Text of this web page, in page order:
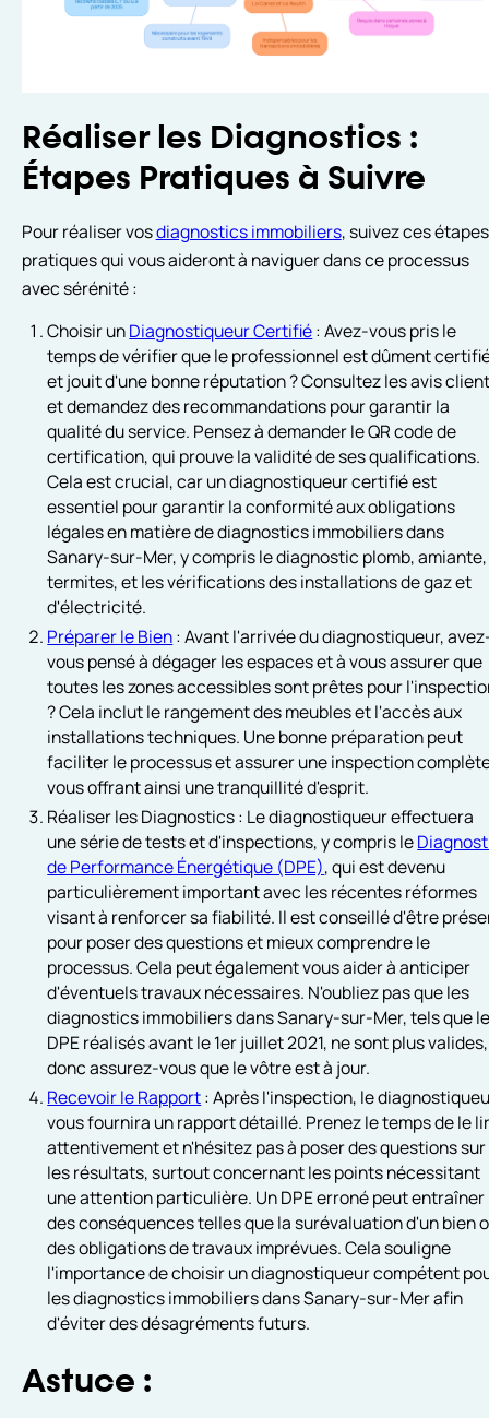
Réaliser les Diagnostics :
Étapes Pratiques à Suivre
Pour réaliser vosdiagnostics immobiliers, suivez ces étapes
pratiques qui vous aideront à naviguer dans ce processus
avec sérénité :
Choisir unDiagnostiqueur Certifié: Avez-vous pris le
temps de vérifier que le professionnel est dûment
et jouit d'une bonne réputation ? Consultez les avis
et demandez des recommandations pour garantir la
qualité du service. Pensez à demander le QR code de
certification, qui prouve la validité de ses qualifications.
Cela est crucial, car un diagnostiqueur certifié est
essentiel pour garantir la conformité aux obligations
légales en matière de diagnostics immobiliers dans
Sanary-sur-Mer, y compris le diagnostic plomb, amiante,
termites, et les vérifications des installations de gaz et
d'électricité.
Préparer le Bien: Avant l'arrivée du diagnostiqueur,
vous pensé à dégager les espaces et à vous assurer que
toutes les zones accessibles sont prêtes pour
? Cela inclut le rangement des meubles et l'accès aux
installations techniques. Une bonne préparation peut
faciliter le processus et assurer une inspection
vous offrant ainsi une tranquillité d'esprit.
Réaliser les Diagnostics : Le diagnostiqueur effectuera
une série de tests et d'inspections, y compris le
de Performance Énergétique (DPE), qui est devenu
particulièrement important avec les récentes réformes
visant à renforcer sa fiabilité. Il est conseillé d'être
pour poser des questions et mieux comprendre le
processus. Cela peut également vous aider à anticiper
d'éventuels travaux nécessaires. N'oubliez pas que les
diagnostics immobiliers dans Sanary-sur-Mer, tels que
DPE réalisés avant le 1er juillet 2021, ne sont plus valides,
donc assurez-vous que le vôtre est à jour.
Recevoir le Rapport: Après l'inspection, le
vous fournira un rapport détaillé. Prenez le temps de le
attentivement et n'hésitez pas à poser des questions sur
les résultats, surtout concernant les points nécessitant
une attention particulière. Un DPE erroné peut entraîner
des conséquences telles que la surévaluation d'un bien
des obligations de travaux imprévues. Cela souligne
l'importance de choisir un diagnostiqueur compétent
les diagnostics immobiliers dans Sanary-sur-Mer afin
d'éviter des désagréments futurs.
Astuce :